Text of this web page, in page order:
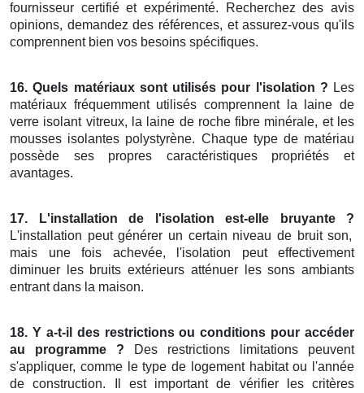
fournisseur certifié et expérimenté. Recherchez des avis
opinions, demandez des références, et assurez-vous qu'ils
comprennent bien vos besoins spécifiques.
16. Quels matériaux sont utilisés pour l'isolation ? Les
matériaux fréquemment utilisés comprennent la laine de
verre isolant vitreux, la laine de roche fibre minérale, et les
mousses isolantes polystyrène. Chaque type de matériau
possède ses propres caractéristiques propriétés et
avantages.
17. L'installation de l'isolation est-elle bruyante ?
L'installation peut générer un certain niveau de bruit son,
mais une fois achevée, l'isolation peut effectivement
diminuer les bruits extérieurs atténuer les sons ambiants
entrant dans la maison.
18. Y a-t-il des restrictions ou conditions pour accéder
au programme ? Des restrictions limitations peuvent
s'appliquer, comme le type de logement habitat ou l'année
de construction. Il est important de vérifier les critères